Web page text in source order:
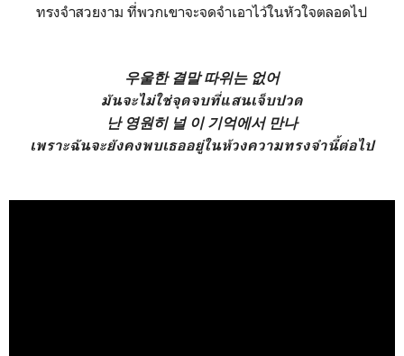
ทรงจำสวยงาม ที่พวกเขาจะจดจำเอาไว้ในหัวใจตลอดไป
우울한 결말 따위는 없어
มันจะไม่ใช่จุดจบที่แสนเจ็บปวด
난 영원히 널 이 기억에서 만나
เพราะฉันจะยังคงพบเธออยู่ในห้วงความทรงจำนี้ต่อไป